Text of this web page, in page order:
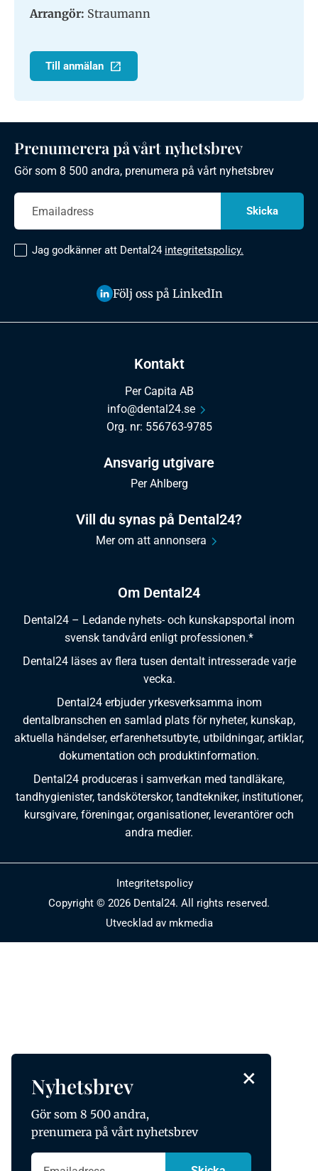
Arrangör: Straumann
Till anmälan
Om Dental24
Dental24 – Ledande nyhets- och kunskapsportal inom
svensk tandvård enligt professionen.*
Dental24 läses av flera tusen dentalt intresserade varje
vecka.
Dental24 erbjuder yrkesverksamma inom
dentalbranschen en samlad plats för nyheter, kunskap,
aktuella händelser, erfarenhetsutbyte, utbildningar, artiklar,
dokumentation och produktinformation.
Dental24 produceras i samverkan med tandläkare,
tandhygienister, tandsköterskor, tandtekniker, institutioner,
kursgivare, föreningar, organisationer, leverantörer och
andra medier.
Kontakt
Per Capita AB
info@dental24.se
Org. nr: 556763-9785
Ansvarig utgivare
Per Ahlberg
Vill du synas på Dental24?
Mer om att annonsera
Prenumerera på vårt nyhetsbrev
Gör som 8 500 andra, prenumera på vårt nyhetsbrev
Jag godkänner att Dental24 integritetspolicy.
Följ oss på LinkedIn
Integritetspolicy
Copyright © 2026 Dental24. All rights reserved.
Utvecklad av mkmedia
×
Nyhetsbrev
Gör som 8 500 andra,
prenumera på vårt nyhetsbrev